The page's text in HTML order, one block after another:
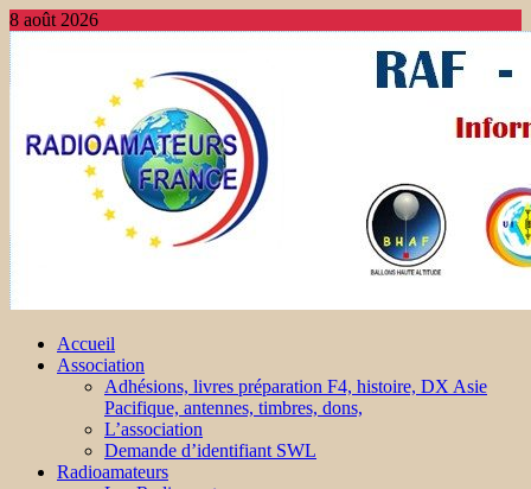
8 août 2026
Accueil
Association
Adhésions, livres préparation F4, histoire, DX Asie
Pacifique, antennes, timbres, dons,
L’association
Demande d’identifiant SWL
Radioamateurs